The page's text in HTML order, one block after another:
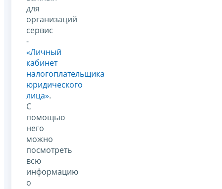
для
организаций
сервис
-
«Личный
кабинет
налогоплательщика
юридического
лица».
С
помощью
него
можно
посмотреть
всю
информацию
о